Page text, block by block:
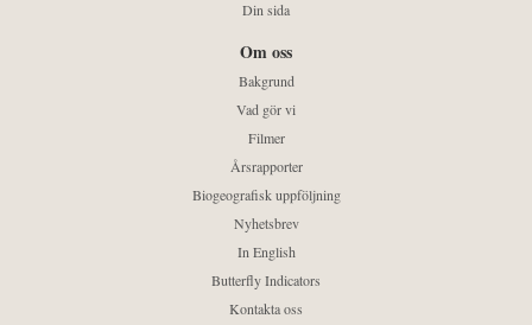
Din sida
Om oss
Bakgrund
Vad gör vi
Filmer
Årsrapporter
Biogeografisk uppföljning
Nyhetsbrev
In English
Butterfly Indicators
Kontakta oss